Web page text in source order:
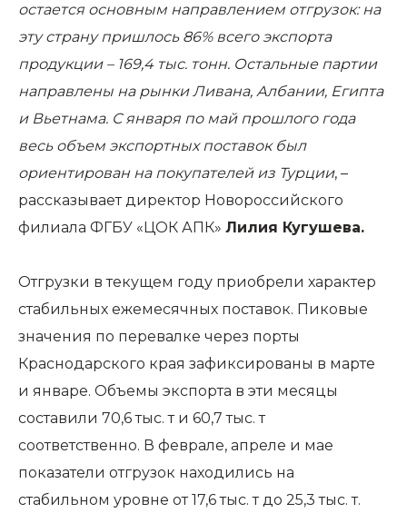
остается основным направлением отгрузок: на
эту страну пришлось 86% всего экспорта
продукции – 169,4 тыс. тонн. Остальные партии
направлены на рынки Ливана, Албании, Египта
и Вьетнама. С января по май прошлого года
весь объем экспортных поставок был
ориентирован на покупателей из Турции, –
рассказывает директор Новороссийского
филиала ФГБУ «ЦОК АПК» Лилия Кугушева.
Отгрузки в текущем году приобрели характер
стабильных ежемесячных поставок. Пиковые
значения по перевалке через порты
Краснодарского края зафиксированы в марте
и январе. Объемы экспорта в эти месяцы
составили 70,6 тыс. т и 60,7 тыс. т
соответственно. В феврале, апреле и мае
показатели отгрузок находились на
стабильном уровне от 17,6 тыс. т до 25,3 тыс. т.